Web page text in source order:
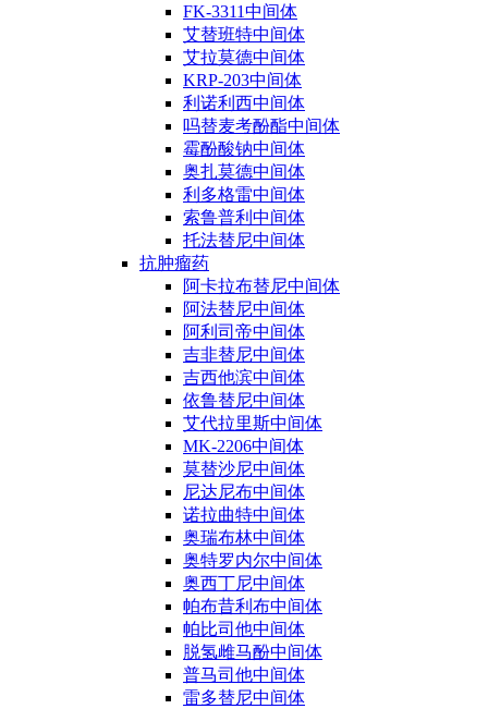
FK-3311中间体
艾替班特中间体
艾拉莫德中间体
KRP-203中间体
利诺利西中间体
吗替麦考酚酯中间体
霉酚酸钠中间体
奥扎莫德中间体
利多格雷中间体
索鲁普利中间体
托法替尼中间体
抗肿瘤药
阿卡拉布替尼中间体
阿法替尼中间体
阿利司帝中间体
吉非替尼中间体
吉西他滨中间体
依鲁替尼中间体
艾代拉里斯中间体
MK-2206中间体
莫替沙尼中间体
尼达尼布中间体
诺拉曲特中间体
奥瑞布林中间体
奥特罗内尔中间体
奥西丁尼中间体
帕布昔利布中间体
帕比司他中间体
脱氢雌马酚中间体
普马司他中间体
雷多替尼中间体